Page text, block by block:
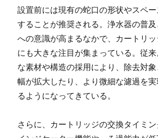
設置前には現有の蛇口の形状やスペ
することが推奨される。浄水器の普
への意識が高まるなかで、カートリ
にも大きな注目が集まっている。従
な素材や構造の採用により、除去対
幅が拡大したり、より微細な濾過を
るようになってきている。
さらに、カートリッジの交換タイミ